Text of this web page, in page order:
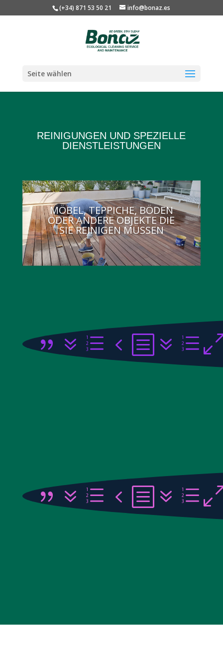
(+34) 871 53 50 21 info@bonaz.es
Seite wählen
REINIGUNGEN UND SPEZIELLE
DIENSTLEISTUNGEN
MÖBEL, TEPPICHE, BÖDEN
ODER ANDERE OBJEKTE DIE
SIE REINIGEN MÜSSEN